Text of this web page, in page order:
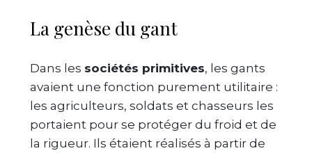
La genèse du gant
Dans les sociétés primitives, les gants
avaient une fonction purement utilitaire :
les agriculteurs, soldats et chasseurs les
portaient pour se protéger du froid et de
la rigueur. Ils étaient réalisés à partir de